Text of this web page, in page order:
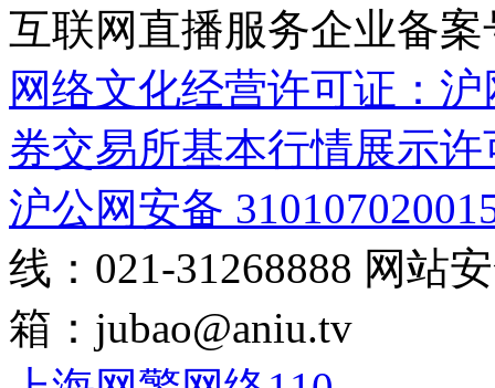
互联网直播服务企业备案
网络文化经营许可证：
券交易所基本行情展示许
沪公网安备
线：021-31268888 网站
箱： jubao@aniu.tv